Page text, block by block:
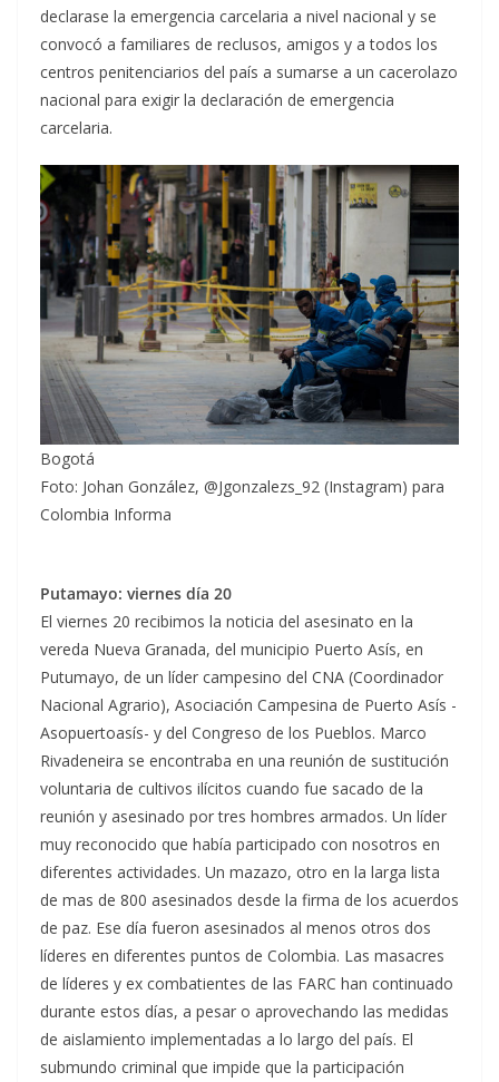
declarase la emergencia carcelaria a nivel nacional y se
convocó a familiares de reclusos, amigos y a todos los
centros penitenciarios del país a sumarse a un cacerolazo
nacional para exigir la declaración de emergencia
carcelaria.
Bogotá
Foto: Johan González, @Jgonzalezs_92 (Instagram) para
Colombia Informa
Putamayo: viernes día 20
El viernes 20 recibimos la noticia del asesinato en la
vereda Nueva Granada, del municipio Puerto Asís, en
Putumayo, de un líder campesino del CNA (Coordinador
Nacional Agrario), Asociación Campesina de Puerto Asís -
Asopuertoasís- y del Congreso de los Pueblos. Marco
Rivadeneira se encontraba en una reunión de sustitución
voluntaria de cultivos ilícitos cuando fue sacado de la
reunión y asesinado por tres hombres armados. Un líder
muy reconocido que había participado con nosotros en
diferentes actividades. Un mazazo, otro en la larga lista
de mas de 800 asesinados desde la firma de los acuerdos
de paz. Ese día fueron asesinados al menos otros dos
líderes en diferentes puntos de Colombia. Las masacres
de líderes y ex combatientes de las FARC han continuado
durante estos días, a pesar o aprovechando las medidas
de aislamiento implementadas a lo largo del país. El
submundo criminal que impide que la participación